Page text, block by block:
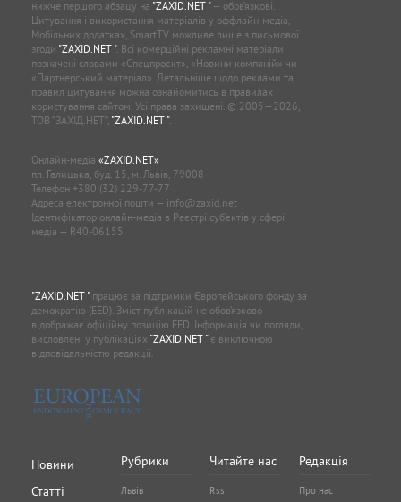
нижче першого абзацу на "ZAXID.NET "— обов’язкові.
Цитування і використання матеріалів у оффлайн-медіа,
Мобільних додатках, SmartTV можливе лише з письмової
згоди "ZAXID.NET ". Всі комерційні рекламні матеріали
позначені словами «Спецпроєкт», «Новини компаній» чи
«Партнерський матеріал». Детальніше щодо реклами та
правил цитування можна ознайомитись в правилах
користування сайтом. Усі права захищені. © 2005—2026,
ТОВ “ЗАХІД.НЕТ”, "ZAXID.NET ".
Онлайн-медіа «ZAXID.NET»
пл. Галицька, буд. 15, м. Львів, 79008
Телефон +380 (32) 229-77-77
Адреса електронної пошти — info@zaxid.net
Ідентифікатор онлайн-медіа в Реєстрі суб'єктів у сфері
медіа — R40-06155
"ZAXID.NET "працює за підтримки Європейського фонду за
демократію (EED). Зміст публікацій не обов’язково
відображає офіційну позицію EED. Інформація чи погляди,
висловлені у публікаціях "ZAXID.NET "є виключною
відповідальністю редакції.
Новини
Статті
Рубрики
Львів
Читайте нас
Rss
Редакція
Про нас